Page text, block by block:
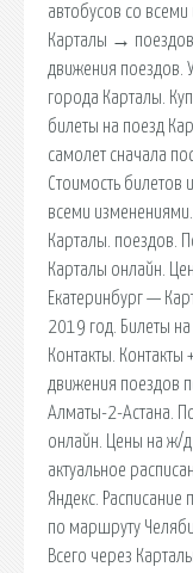
автобусов со
Карталы →
движения поездов.
города Карталы.
билеты на поезд
самолет сначала
Стоимость билетов
всеми
Карталы. поездов.
Карталы онлайн.
Екатеринбург —
2019 год. Билеты
Контакты.
движения поездов
Алматы-2-Астана.
онлайн. Цены на ж/
актуальное
Яндекс. Расписание
по маршруту
Всего через